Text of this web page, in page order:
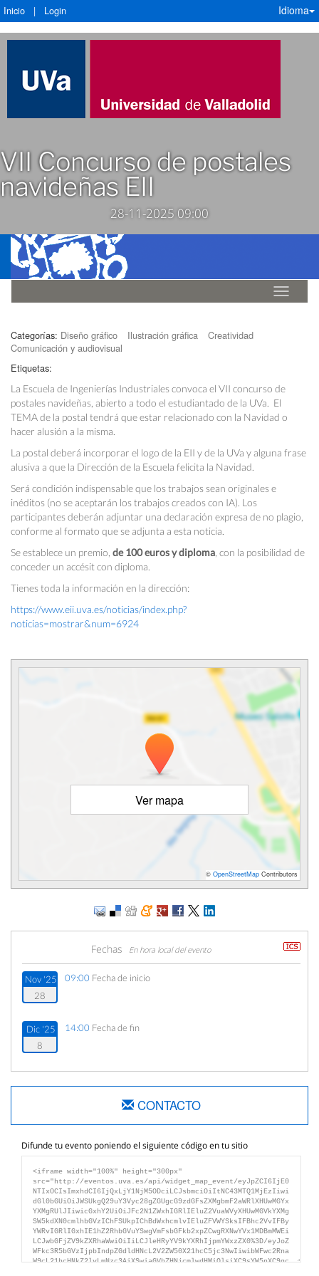
Inicio | Login Idioma
VII Concurso de postales
navideñas EII
28-11-2025 09:00
Idioma
Categorías: Diseño gráfico Ilustración gráfica
Creatividad
Comunicación y audiovisual
Etiquetas:
La Escuela de Ingenierías Industriales convoca el VII concurso de
postales navideñas, abierto a todo el estudiantado de la UVa. El
TEMA de la postal tendrá que estar relacionado con la Navidad o
hacer alusión a la misma.
La postal deberá incorporar el logo de la EII y de la UVa y alguna frase
alusiva a que la Dirección de la Escuela felicita la Navidad.
Será condición indispensable que los trabajos sean originales e
inéditos (no se aceptarán los trabajos creados con IA). Los
participantes deberán adjuntar una declaración expresa de no plagio,
conforme al formato que se adjunta a esta noticia.
Se establece un premio, de 100 euros y diploma , con la posibilidad de
conceder un accésit con diploma.
Tienes toda la información en la dirección:
https://www.eii.uva.es/noticias/index.php?
noticias=mostrar&num=6924
Ver mapa
© OpenStreetMap Contributors
Fechas En hora local del evento
Nov '25
28
09:00 Fecha de inicio
Dic '25
8
14:00 Fecha de fin
CONTACTO
Difunde tu evento poniendo el siguiente código en tu sitio